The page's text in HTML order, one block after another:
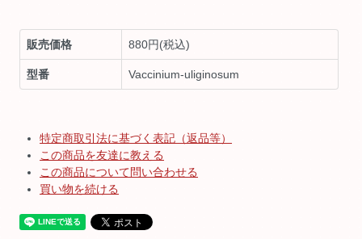
販売価格 880円(税込)
型番 Vaccinium-uliginosum
特定商取引法に基づく表記（返品等）
この商品を友達に教える
この商品について問い合わせる
買い物を続ける